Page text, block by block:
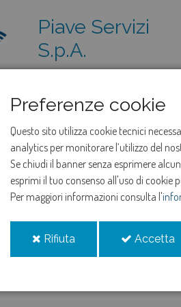
Preferenze cookie
Questo sito utilizza cookie tecnici
analytics per monitorare l’utilizzo del
Se chiudi il banner senza esprimere
esprimi il tuo consenso all'uso di cookie
Per maggiori informazioni consulta l'
Rifiuta Accetta
Piave Servizi
S.p.A.